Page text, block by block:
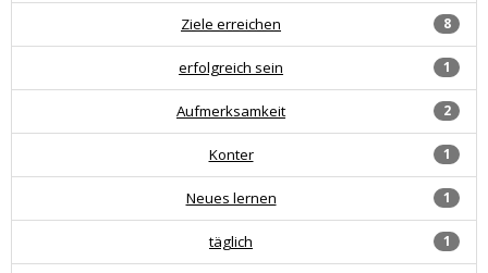
8
Ziele erreichen
1
erfolgreich sein
2
Aufmerksamkeit
1
Konter
1
Neues lernen
1
täglich